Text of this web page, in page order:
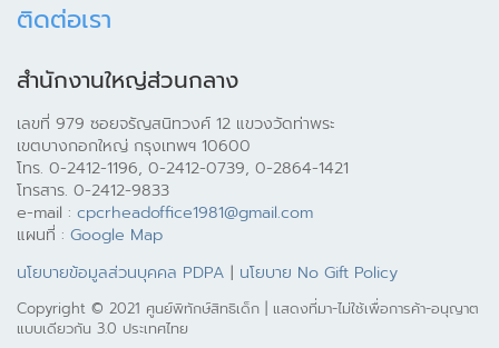
ติดต่อเรา
สำนักงานใหญ่ส่วนกลาง
เลขที่ 979 ซอยจรัญสนิทวงศ์ 12 แขวงวัดท่าพระ
เขตบางกอกใหญ่ กรุงเทพฯ 10600
โทร. 0-2412-1196, 0-2412-0739, 0-2864-1421
โทรสาร. 0-2412-9833
e-mail : cpcrheadoffice1981@gmail.com
แผนที่ : Google Map
นโยบายข้อมูลส่วนบุคคล PDPA | นโยบาย No Gift Policy
Copyright © 2021 ศูนย์พิทักษ์สิทธิเด็ก | แสดงที่มา-ไม่ใช้เพื่อการค้า-อนุญาต
แบบเดียวกัน 3.0 ประเทศไทย